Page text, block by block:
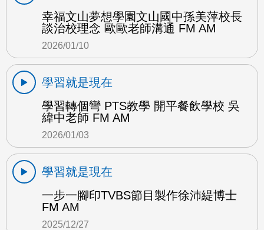
幸福文山夢想學園文山國中孫美萍校長
談治校理念 歐歐老師溝通 FM AM
2026/01/10
學習就是現在
學習轉個彎 PTS教學 開平餐飲學校 吳
緯中老師 FM AM
2026/01/03
學習就是現在
一步一腳印TVBS節目製作徐沛緹博士
FM AM
2025/12/27